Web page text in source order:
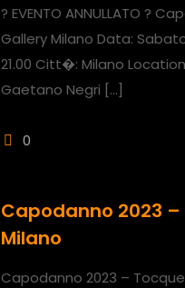
? EVENTO ANNULLATO ?
Gallery Milano Data:
21.00 Citt�: Milano
Gaetano Negri […]
0
Capodanno 2023
Milano
Capodanno 2023 –